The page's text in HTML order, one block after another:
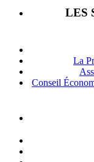
LES
La
Conseil